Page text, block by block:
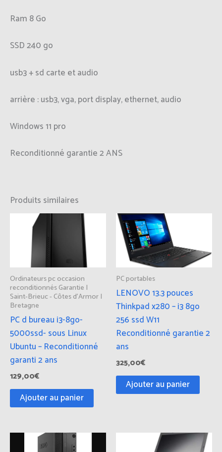
Ram 8 Go
SSD 240 go
usb3 + sd carte et audio
arrière : usb3, vga, port display, ethernet, audio
Windows 11 pro
Reconditionné garantie 2 ANS
Produits similaires
Ordinateurs pc occasion
reconditionnés Garantie |
Saint-Brieuc - Côtes d'Armor |
Bretagne
PC d bureau i3-8go-
5000ssd- sous Linux
Ubuntu – Reconditionné
garanti 2 ans
129,00€
Ajouter au panier
PC portables
LENOVO 13.3 pouces
Thinkpad x280 – i3 8go
256 ssd W11
Reconditionné garantie 2
ans
325,00€
Ajouter au panier